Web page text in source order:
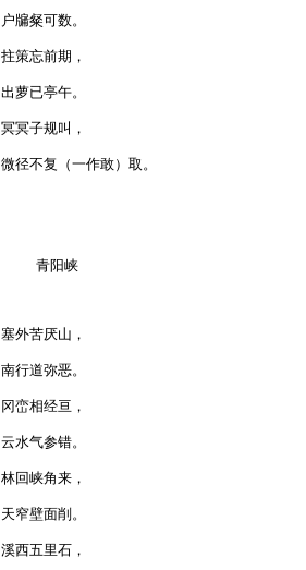
户牖粲可数。
拄策忘前期，
出萝已亭午。
冥冥子规叫，
微径不复（一作敢）取。
    青阳峡
塞外苦厌山，
南行道弥恶。
冈峦相经亘，
云水气参错。
林回峡角来，
天窄壁面削。
溪西五里石，